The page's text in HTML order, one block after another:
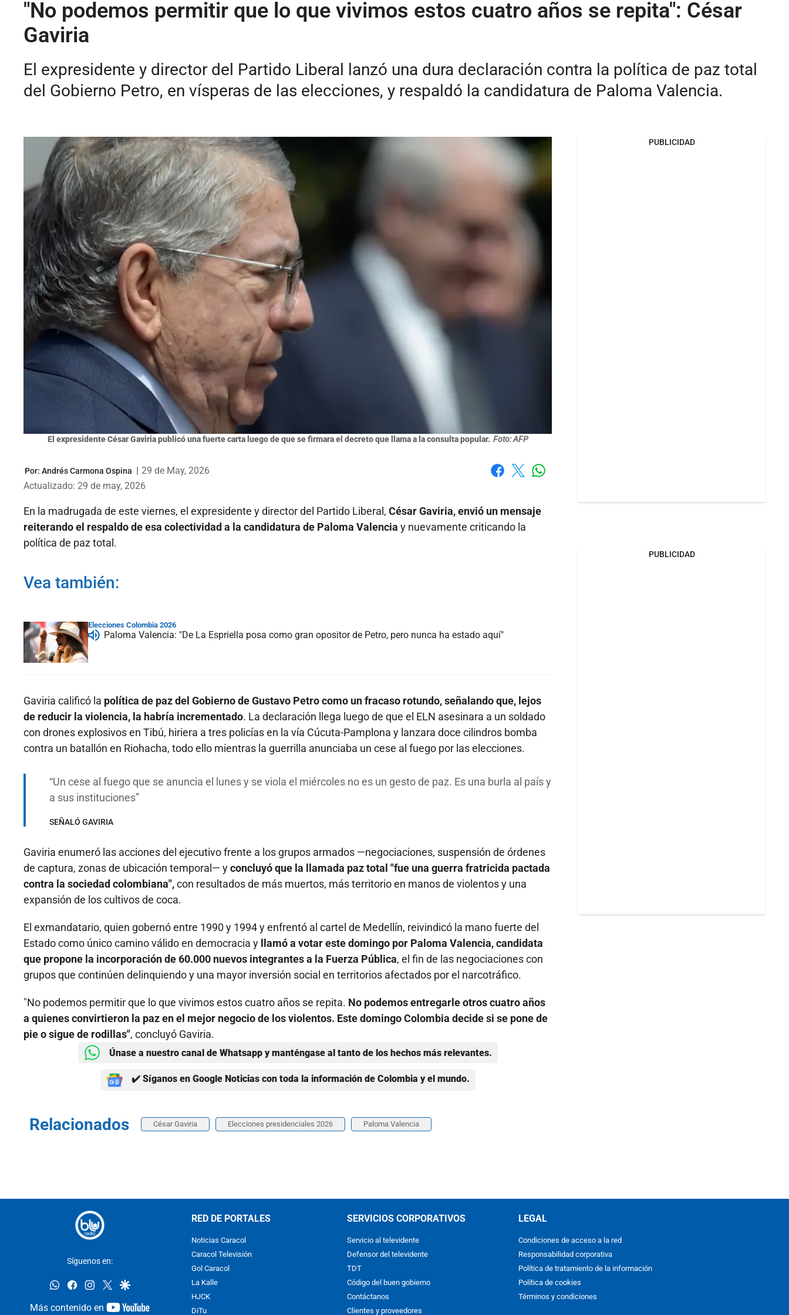
"No podemos permitir que lo que vivimos estos cuatro años se repita": César
Gaviria
El expresidente y director del Partido Liberal lanzó una dura declaración contra la política de paz total
del Gobierno Petro, en vísperas de las elecciones, y respaldó la candidatura de Paloma Valencia.
El expresidente César Gaviria publicó una fuerte carta luego de que se firmara el decreto que llama a la consulta popular. Foto: AFP
Por: Andrés Carmona Ospina | 29 de May, 2026
Actualizado: 29 de may, 2026
En la madrugada de este viernes, el expresidente y director del Partido Liberal, César Gaviria, envió un mensaje
reiterando el respaldo de esa colectividad a la candidatura de Paloma Valencia y nuevamente criticando la
política de paz total.
Vea también:
Elecciones Colombia 2026
Paloma Valencia: "De La Espriella posa como gran opositor de Petro, pero nunca ha estado aquí"
Gaviria calificó la política de paz del Gobierno de Gustavo Petro como un fracaso rotundo, señalando que, lejos
de reducir la violencia, la habría incrementado. La declaración llega luego de que el ELN asesinara a un soldado
con drones explosivos en Tibú, hiriera a tres policías en la vía Cúcuta-Pamplona y lanzara doce cilindros bomba
contra un batallón en Riohacha, todo ello mientras la guerrilla anunciaba un cese al fuego por las elecciones.
Un cese al fuego que se anuncia el lunes y se viola el miércoles no es un gesto de paz. Es una burla al país y
a sus instituciones
SEÑALÓ GAVIRIA
Gaviria enumeró las acciones del ejecutivo frente a los grupos armados —negociaciones, suspensión de órdenes
de captura, zonas de ubicación temporal— yconcluyó que la llamada paz total "fue una guerra fratricida pactada
contra la sociedad colombiana",con resultados de más muertos, más territorio en manos de violentos y una
expansión de los cultivos de coca.
El exmandatario, quien gobernó entre 1990 y 1994 y enfrentó al cartel de Medellín, reivindicó la mano fuerte del
Estado como único camino válido en democracia y
llamó a votar este domingo por Paloma Valencia, candidata
que propone la incorporación de 60.000 nuevos integrantes a la Fuerza Pública, el fin de las negociaciones con
grupos que continúen delinquiendo y una mayor inversión social en territorios afectados por el narcotráfico.
"No podemos permitir que lo que vivimos estos cuatro años se repita. No podemos entregarle otros cuatro años
a quienes convirtieron la paz en el mejor negocio de los violentos. Este domingo Colombia decide si se pone de
pie o sigue de rodillas", concluyó Gaviria.
Únase a nuestro canal de Whatsapp y manténgase al tanto de los hechos más relevantes.
✔️ Síganos en Google Noticias con toda la información de Colombia y el mundo.
Relacionados César Gaviria Elecciones presidenciales 2026 Paloma Valencia
PUBLICIDAD
PUBLICIDAD
Síguenos en:
whatsappfacebookinstagram
twittergoogle
Más contenido en
youtube-
RED DE PORTALES
Noticias Caracol
Caracol Televisión
Gol Caracol
La Kalle
HJCK
DiTu
SERVICIOS CORPORATIVOS
Servicio al televidente
Defensor del televidente
TDT
Código del buen gobierno
Contáctanos
Clientes y proveedores
LEGAL
Condiciones de acceso a la red
Responsabilidad corporativa
Política de tratamiento de la información
Política de cookies
Términos y condiciones